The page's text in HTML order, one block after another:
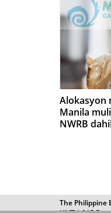
Alokasyon
Manila
NWRB
The Philippine